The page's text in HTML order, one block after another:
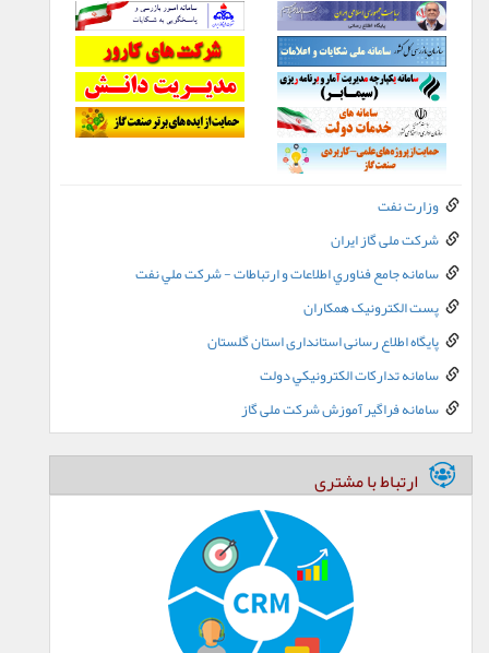
وزارت نفت
شرکت ملی گاز ایران
سامانه جامع فناوري اطلاعات و ارتباطات - شرکت ملي نفت
پست الکترونيک همکاران
پایگاه اطلاع رسانی استانداری استان گلستان
سامانه تدارکات الکترونيکي دولت
سامانه فراگیر آموزش شرکت ملی گاز
ارتباط با مشتری